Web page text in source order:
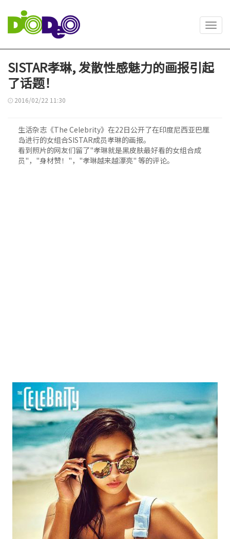
SISTAR孝琳, 发散性感魅力的画报引起
了话题！
2016/02/22 11:30
生活杂志《The Celebrity》在22日公开了在印度尼西亚巴厘
岛进行的女组合SISTAR成员孝琳的画报。
看到照片的网友们留了"孝琳就是黑皮肤最好看的女组合成
员"，"身材赞！"，"孝琳越来越漂亮" 等的评论。